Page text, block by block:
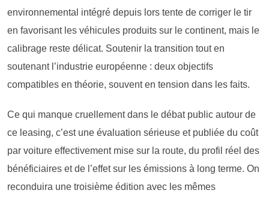
environnemental intégré depuis lors tente de corriger le tir
en favorisant les véhicules produits sur le continent, mais le
calibrage reste délicat. Soutenir la transition tout en
soutenant l’industrie européenne : deux objectifs
compatibles en théorie, souvent en tension dans les faits.
Ce qui manque cruellement dans le débat public autour de
ce leasing, c’est une évaluation sérieuse et publiée du coût
par voiture effectivement mise sur la route, du profil réel des
bénéficiaires et de l’effet sur les émissions à long terme. On
reconduira une troisième édition avec les mêmes